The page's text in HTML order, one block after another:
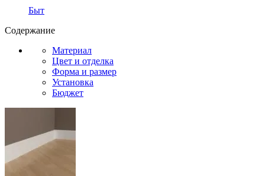
Быт
Содержание
Материал
Цвет и отделка
Форма и размер
Установка
Бюджет